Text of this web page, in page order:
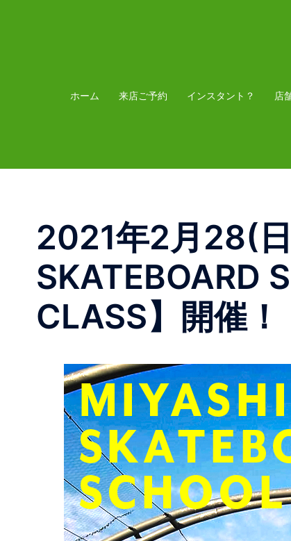
プ
ホーム 来店ご予約 インスタント？ 店
2021年2月28(
SKATEBOARD
CLASS】開催！